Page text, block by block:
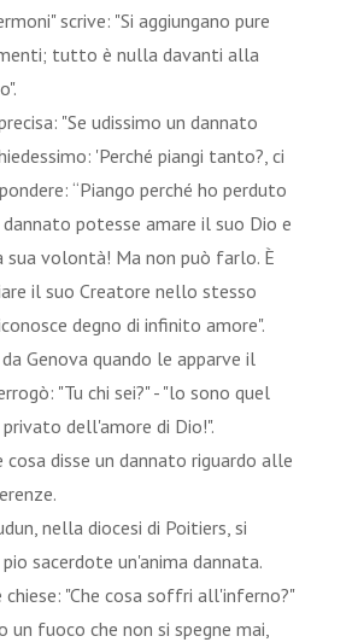
scrive: "Si aggiungano pure
tutto è nulla davanti alla
"Se udissimo un dannato
'Perché piangi tanto?, ci
“Piango perché ho perduto
dannato potesse amare il suo Dio e
sua volontà! Ma non può farlo. È
il suo Creatore nello stesso
degno di infinito amore".
Genova quando le apparve il
"Tu chi sei?" - "lo sono quel
dell'amore di Dio!".
disse un dannato riguardo alle
nella diocesi di Poitiers, si
sacerdote un'anima dannata.
"Che cosa soffri all'inferno?"
un fuoco che non si spegne mai,